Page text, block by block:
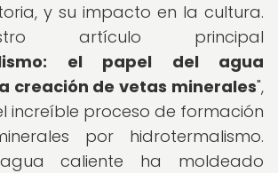
y su impacto en la cultura.
artículo principal
el papel del agua
creación de vetas minerales",
increíble proceso de formación
por hidrotermalismo.
caliente ha moldeado